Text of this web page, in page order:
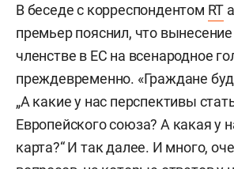
В беседе с корреспондентом RT
премьер пояснил, что
членстве в ЕС на всенародное
преждевременно. «Граждане
„А какие у нас перспективы
Европейского союза? А какая у
карта?“ И так далее. И много,